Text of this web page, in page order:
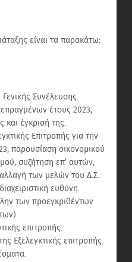
είναι τα παρακάτω:
Συνέλευσης.
έτους 2023,
και έγκρισή της.
Επιτροπής για την
παρουσίαση οικονομικού
συζήτηση επ’ αυτών,
των μελών του Δ.Σ.
ευθύνη.
των προεγκριθέντων
επιτροπής.
Εξελεγκτικής επιτροπής.